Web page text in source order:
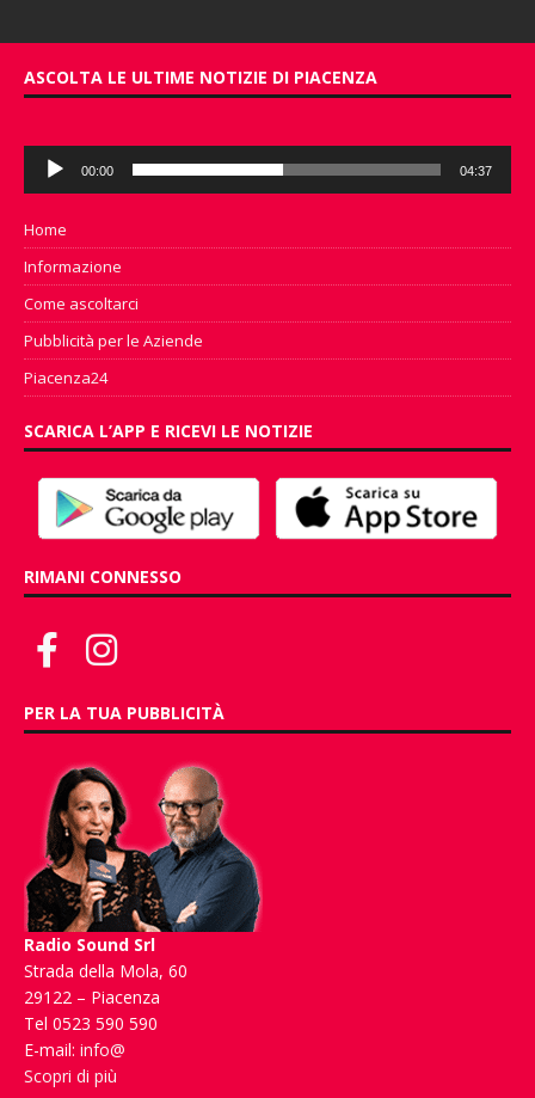
ASCOLTA LE ULTIME NOTIZIE DI PIACENZA
Audio
Player
00:00 04:37
Home
Informazione
Come ascoltarci
Pubblicità per le Aziende
Piacenza24
SCARICA L’APP E RICEVI LE NOTIZIE
RIMANI CONNESSO
PER LA TUA PUBBLICITÀ
Radio Sound Srl
Strada della Mola, 60
29122 – Piacenza
Tel 0523 590 590
E-mail: info@
Scopri di più